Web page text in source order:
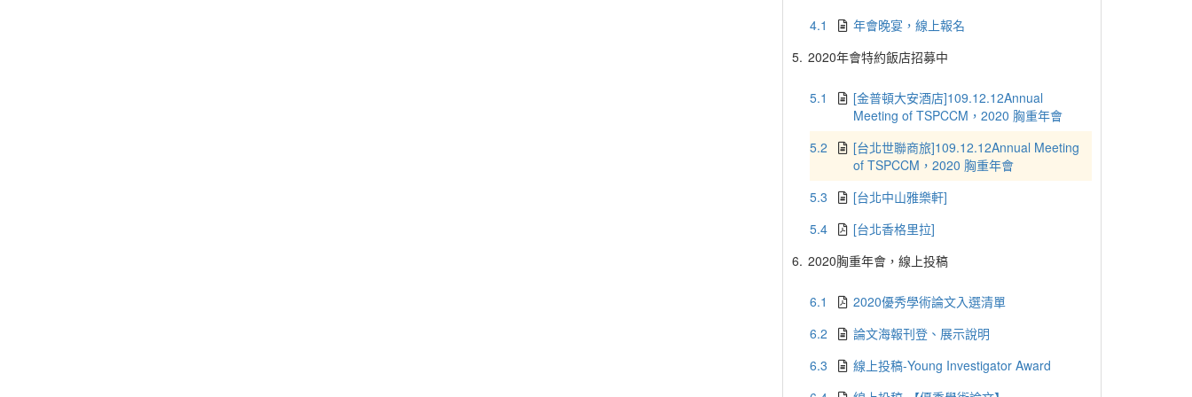
4.1
年會晚宴，線上報名
5. 2020年會特約飯店招募中
5.1
[金普頓大安酒店]109.12.12Annual
Meeting of TSPCCM，2020 胸重年會
5.2
[台北世聯商旅]109.12.12Annual Meeting
of TSPCCM，2020 胸重年會
5.3
[台北中山雅樂軒]
5.4
[台北香格里拉]
6. 2020胸重年會，線上投稿
6.1
2020優秀學術論文入選清單
6.2
論文海報刊登、展示說明
6.3
線上投稿-Young Investigator Award